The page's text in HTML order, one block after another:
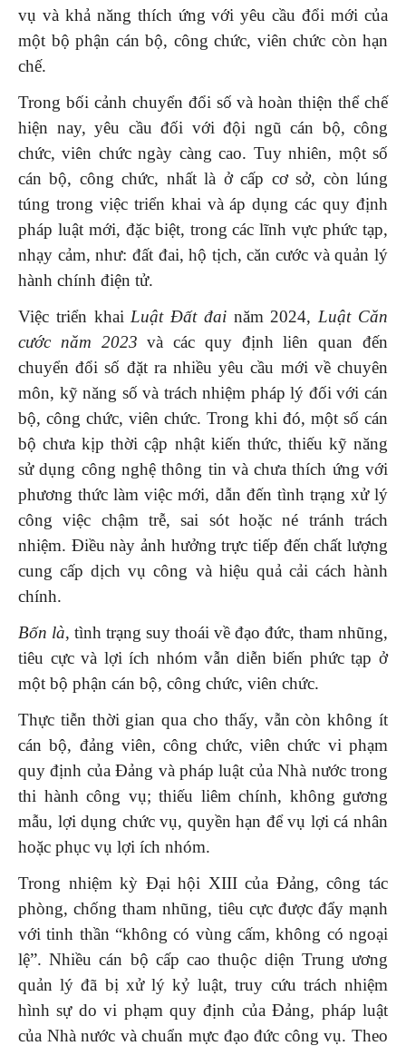
vụ và khả năng thích ứng với yêu cầu đổi mới của
một bộ phận cán bộ, công chức, viên chức còn hạn
chế.
Trong bối cảnh chuyển đổi số và hoàn thiện thể chế
hiện nay, yêu cầu đối với đội ngũ cán bộ, công
chức, viên chức ngày càng cao. Tuy nhiên, một số
cán bộ, công chức, nhất là ở cấp cơ sở, còn lúng
túng trong việc triển khai và áp dụng các quy định
pháp luật mới, đặc biệt, trong các lĩnh vực phức tạp,
nhạy cảm, như: đất đai, hộ tịch, căn cước và quản lý
hành chính điện tử.
Việc triển khai Luật Đất đainăm 2024, Luật Căn
cước năm 2023 và các quy định liên quan đến
chuyển đổi số đặt ra nhiều yêu cầu mới về chuyên
môn, kỹ năng số và trách nhiệm pháp lý đối với cán
bộ, công chức, viên chức. Trong khi đó, một số cán
bộ chưa kịp thời cập nhật kiến thức, thiếu kỹ năng
sử dụng công nghệ thông tin và chưa thích ứng với
phương thức làm việc mới, dẫn đến tình trạng xử lý
công việc chậm trễ, sai sót hoặc né tránh trách
nhiệm. Điều này ảnh hưởng trực tiếp đến chất lượng
cung cấp dịch vụ công và hiệu quả cải cách hành
chính.
Bốn là, tình trạng suy thoái về đạo đức, tham nhũng,
tiêu cực và lợi ích nhóm vẫn diễn biến phức tạp ở
một bộ phận cán bộ, công chức, viên chức.
Thực tiễn thời gian qua cho thấy, vẫn còn không ít
cán bộ, đảng viên, công chức, viên chức vi phạm
quy định của Đảng và pháp luật của Nhà nước trong
thi hành công vụ; thiếu liêm chính, không gương
mẫu, lợi dụng chức vụ, quyền hạn để vụ lợi cá nhân
hoặc phục vụ lợi ích nhóm.
Trong nhiệm kỳ Đại hội XIII của Đảng, công tác
phòng, chống tham nhũng, tiêu cực được đẩy mạnh
với tinh thần “không có vùng cấm, không có ngoại
lệ”. Nhiều cán bộ cấp cao thuộc diện Trung ương
quản lý đã bị xử lý kỷ luật, truy cứu trách nhiệm
hình sự do vi phạm quy định của Đảng, pháp luật
của Nhà nước và chuẩn mực đạo đức công vụ. Theo